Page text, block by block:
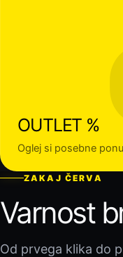
OUTLET %
Oglej si posebne
ZAKAJ ČERVA
Varnost
Od prvega klika do